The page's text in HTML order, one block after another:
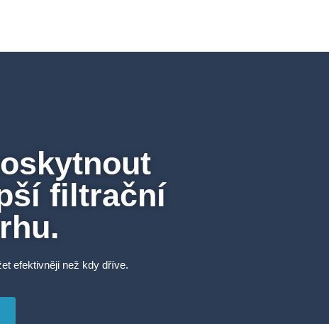
filtrační
efektivněji než kdy dříve.